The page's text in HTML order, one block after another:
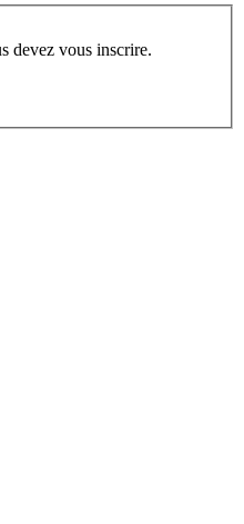
Si vous n’êtes pas enregistré, vous devez vous inscrire.